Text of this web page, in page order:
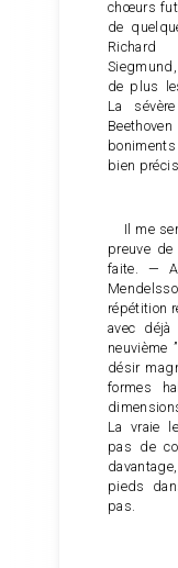
chœurs fut
de
Richard
de plus
La
bien
Il me
preuve
faite. —
répétition
avec
neuvième
désir
formes
La vraie
pas de
pieds
pas.